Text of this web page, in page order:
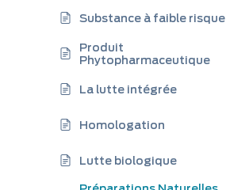
Substance à faible risque
Produit
Phytopharmaceutique
La lutte intégrée
Homologation
Lutte biologique